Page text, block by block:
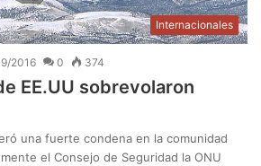
Internacionales
2016 0 374
EE.UU sobrevolaron
una fuerte condena en la comunidad
el Consejo de Seguridad la ONU